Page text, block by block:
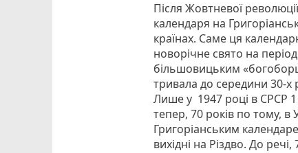
Після Жовтневої
календаря на
країнах. Саме ця
новорічне свято на
більшовицьким
тривала до середини 30-х
Лише у 1947 році в СРСР
тепер, 70 років по тому, в
Григоріанським
вихідні на Різдво. До